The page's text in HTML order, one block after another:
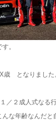
。
歳 となりました
／２成人式なる
な年齢なんだと